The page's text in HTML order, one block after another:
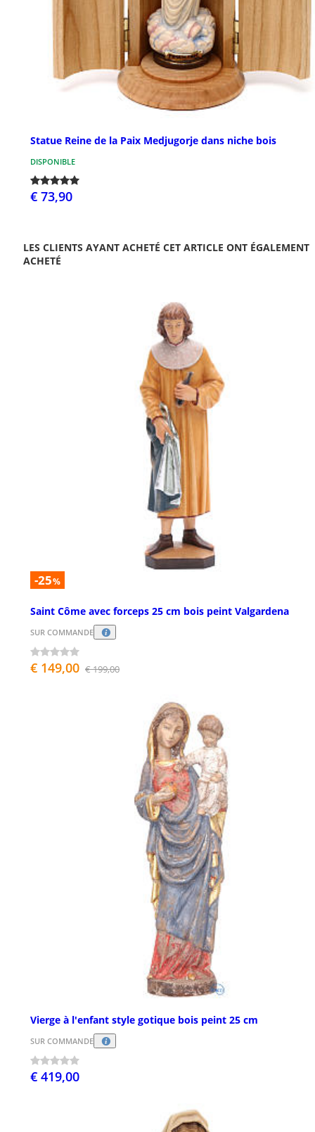
Statue Reine de la Paix Medjugorje dans niche bois
DISPONIBLE
€ 73,90
LES CLIENTS AYANT ACHETÉ CET ARTICLE ONT ÉGALEMENT
ACHETÉ
-25%
Saint Côme avec forceps 25 cm bois peint Valgardena
SUR COMMANDE
€ 149,00 € 199,00
Vierge à l'enfant style gotique bois peint 25 cm
SUR COMMANDE
€ 419,00